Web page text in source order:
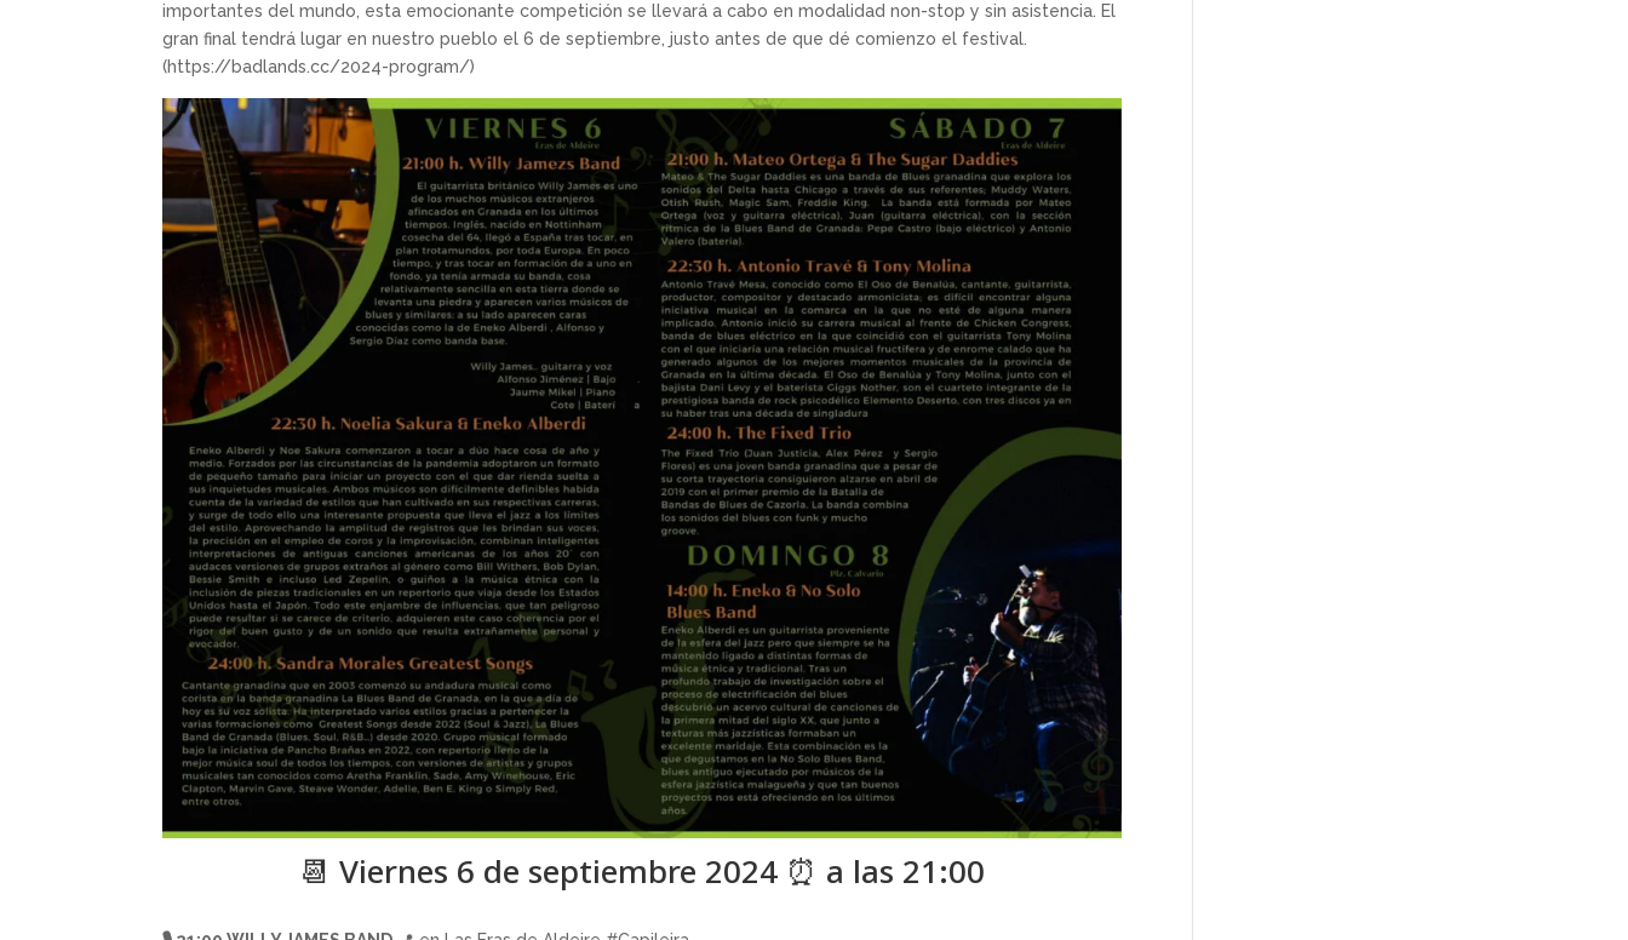
importantes del mundo, esta emocionante competición se llevará a cabo en modalidad non-stop y sin asistencia. El
gran final tendrá lugar en nuestro pueblo el 6 de septiembre, justo antes de que dé comienzo el festival.
(https://badlands.cc/2024-program/)
📆 Viernes 6 de septiembre 2024 ⏰ a las 21:00